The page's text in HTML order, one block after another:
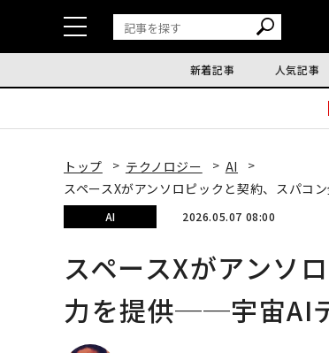
新着記事 人気記事
トップ テクノロジー
AI
スペースXがアンソロピックと契約、スパ
AI 2026.05.07 08:00
スペースXがアンソ
力を提供──宇宙AI